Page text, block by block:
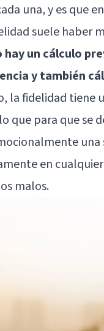
una, y es que
suele haber
un cálculo
y también
la fidelidad tiene
que para que se
una
en
malos.